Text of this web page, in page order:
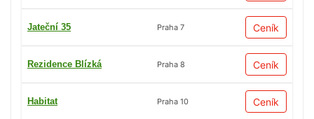
Jateční 35 Praha 7 Ceník
Rezidence Blízká Praha 8 Ceník
Habitat Praha 10 Ceník